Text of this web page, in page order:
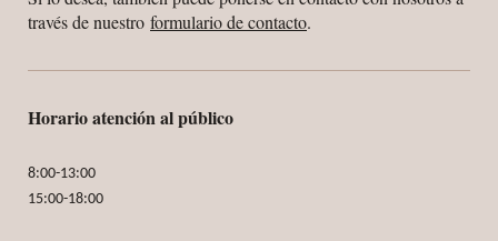
través de nuestro formulario de contacto.
Horario atención al público
8:00-13:00
15:00-18:00